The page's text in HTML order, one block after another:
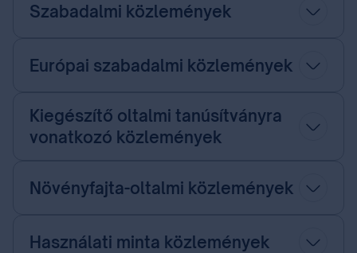
Szabadalmi közlemények
Európai szabadalmi közlemények
Kiegészítő oltalmi tanúsítványra
vonatkozó közlemények
Növényfajta-oltalmi közlemények
Használati minta közlemények